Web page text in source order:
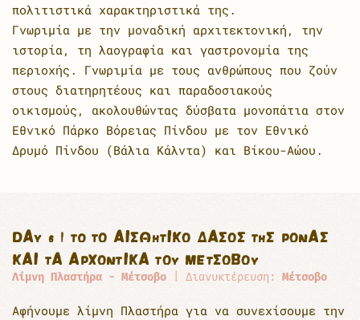
πολιτιστικά χαρακτηριστικά της.
Γνωριμία με την μοναδική αρχιτεκτονική, την
ιστορία, τη λαογραφία και γαστρονομία της
περιοχής. Γνωριμία με τους ανθρώπους που ζούν
στους διατηρητέους και παραδοσιακούς
οικισμούς, ακολουθώντας δύσβατα μονοπάτια στον
Εθνικό Πάρκο Βόρειας Πίνδου με τον Εθνικό
Δρυμό Πίνδου (Βάλια Κάλντα) και Βίκου-Αώου.
DAY 6 | TO ΤΟ ΑΙΣΘΗΤΙΚΌ ΔΆΣΟΣ ΤΗΣ ΡΌΝΑΣ
ΚΑΙ ΤΑ ΑΡΧΟΝΤΙΚΆ ΤΟΥ ΜΕΤΣΌΒΟΥ
Λίμνη Πλαστήρα - Μέτσοβο | Διανυκτέρευση: Μέτσοβο
Αφήνουμε λίμνη Πλαστήρα για να συνεχίσουμε την